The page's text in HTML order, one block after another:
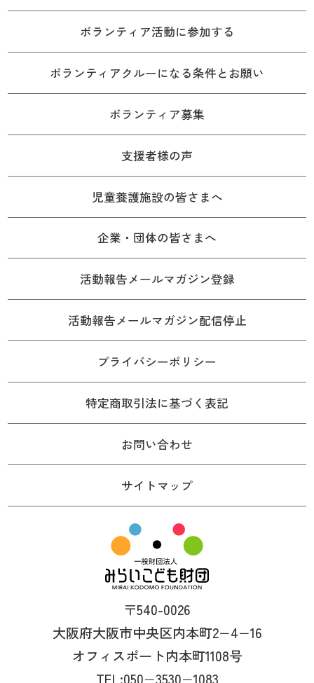
ボランティア活動に参加する
ボランティアクルーになる条件とお願い
ボランティア募集
支援者様の声
児童養護施設の皆さまへ
企業・団体の皆さまへ
活動報告メールマガジン登録
活動報告メールマガジン配信停止
プライバシーポリシー
特定商取引法に基づく表記
お問い合わせ
サイトマップ
〒540-0026
大阪府大阪市中央区内本町2−4−16
オフィスポート内本町1108号
TEL:050−3530−1083